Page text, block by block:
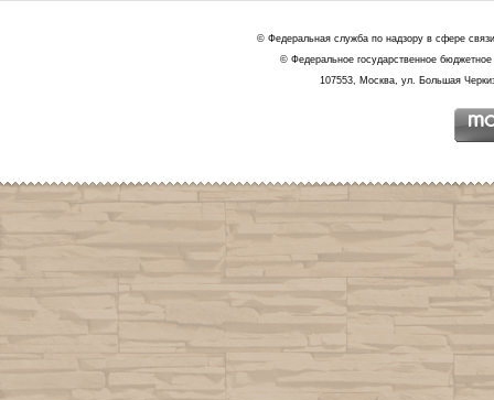
© Федеральная служба по надзору в сфере
© Федеральное государственное
107553, Москва, ул. Большая